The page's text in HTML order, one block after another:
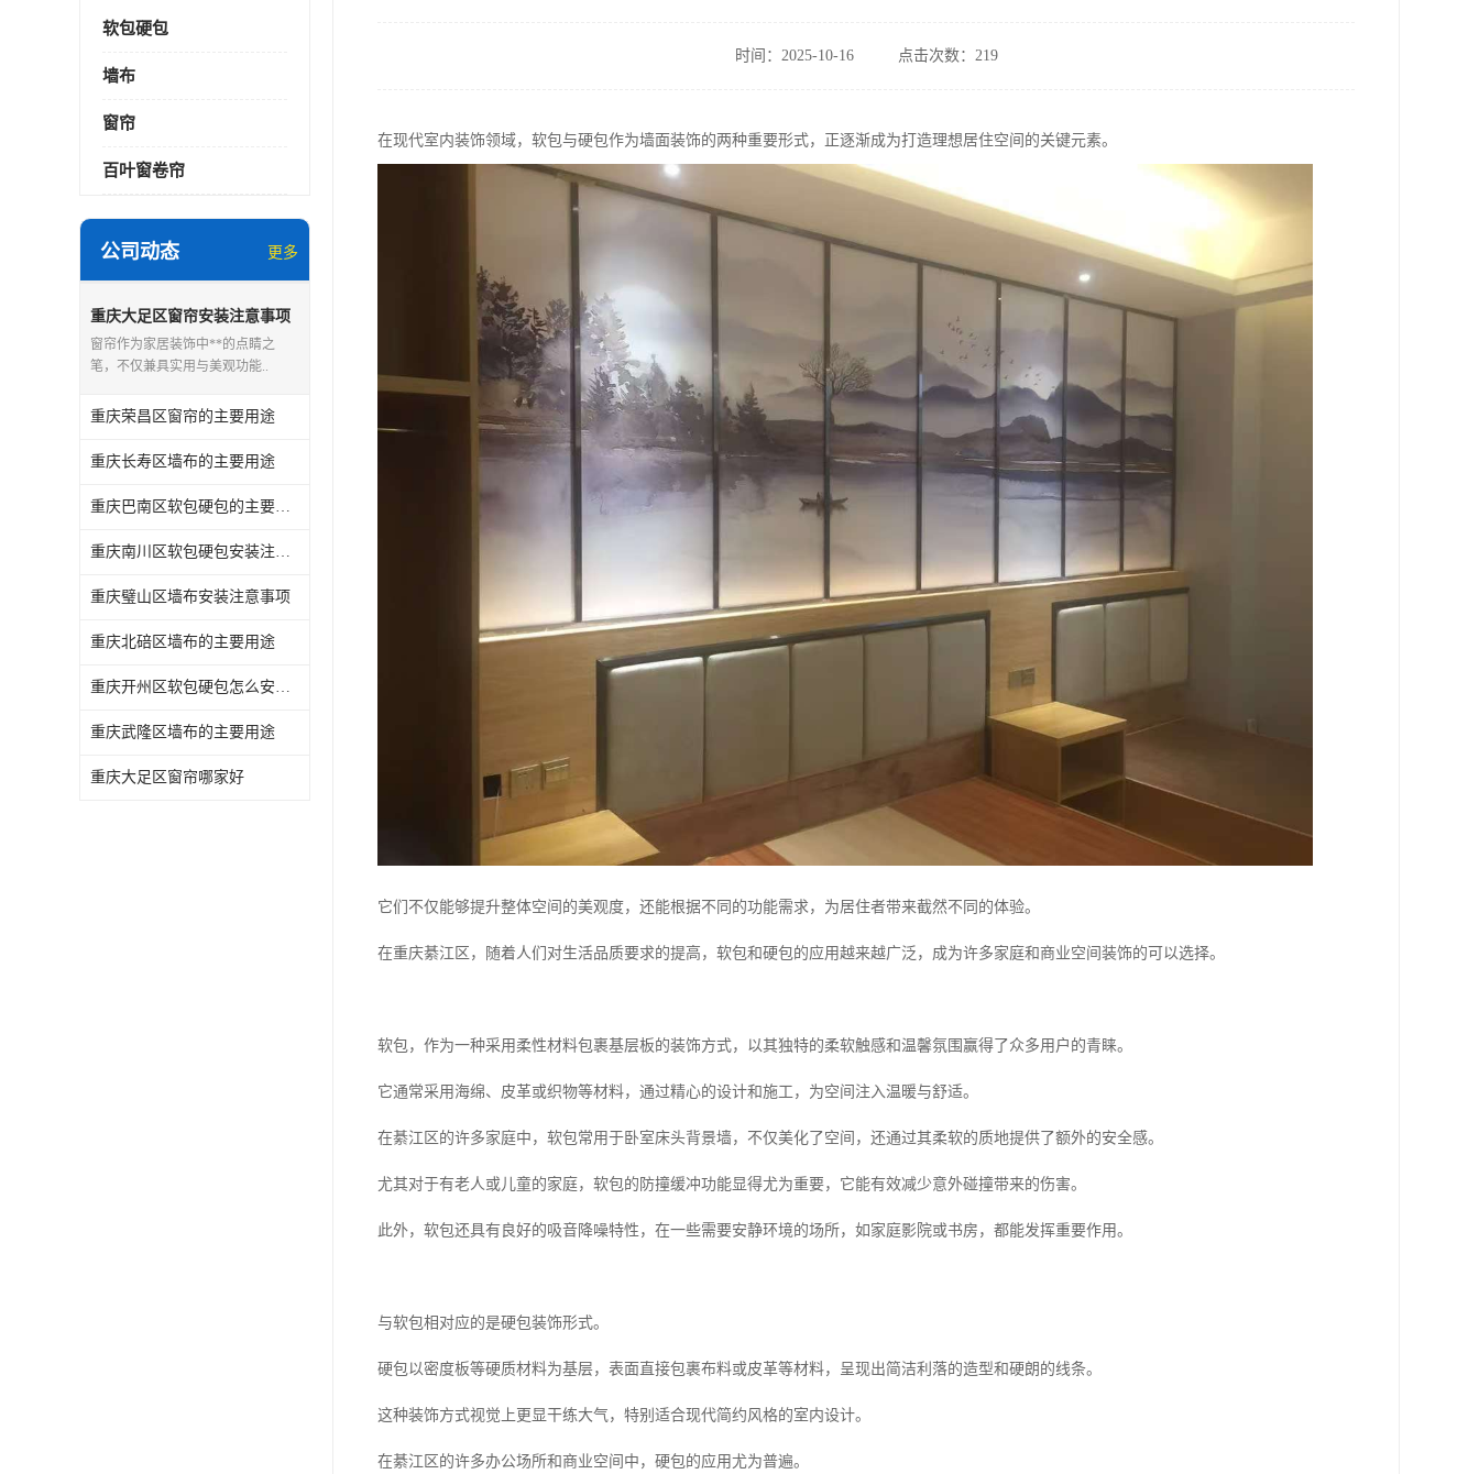
软包硬包
墙布
窗帘
百叶窗卷帘
公司动态 更多
重庆大足区窗帘安装注意事项
窗帘作为家居装饰中**的点睛之
笔，不仅兼具实用与美观功能..
重庆荣昌区窗帘的主要用途
重庆长寿区墙布的主要用途
重庆巴南区软包硬包的主要用途
重庆南川区软包硬包安装注意事项
重庆璧山区墙布安装注意事项
重庆北碚区墙布的主要用途
重庆开州区软包硬包怎么安装与维护
重庆武隆区墙布的主要用途
重庆大足区窗帘哪家好
时间：2025-10-16 点击次数：219
在现代室内装饰领域，软包与硬包作为墙面装饰的两种重要形式，正逐渐成为打造理想居住空间的关键元素。
它们不仅能够提升整体空间的美观度，还能根据不同的功能需求，为居住者带来截然不同的体验。
在重庆綦江区，随着人们对生活品质要求的提高，软包和硬包的应用越来越广泛，成为许多家庭和商业空间装饰的可以选择。
软包，作为一种采用柔性材料包裹基层板的装饰方式，以其独特的柔软触感和温馨氛围赢得了众多用户的青睐。
它通常采用海绵、皮革或织物等材料，通过精心的设计和施工，为空间注入温暖与舒适。
在綦江区的许多家庭中，软包常用于卧室床头背景墙，不仅美化了空间，还通过其柔软的质地提供了额外的安全感。
尤其对于有老人或儿童的家庭，软包的防撞缓冲功能显得尤为重要，它能有效减少意外碰撞带来的伤害。
此外，软包还具有良好的吸音降噪特性，在一些需要安静环境的场所，如家庭影院或书房，都能发挥重要作用。
与软包相对应的是硬包装饰形式。
硬包以密度板等硬质材料为基层，表面直接包裹布料或皮革等材料，呈现出简洁利落的造型和硬朗的线条。
这种装饰方式视觉上更显干练大气，特别适合现代简约风格的室内设计。
在綦江区的许多办公场所和商业空间中，硬包的应用尤为普遍。